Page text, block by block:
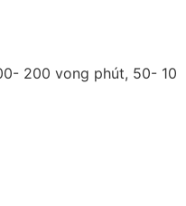
200 vong phút, 50- 10